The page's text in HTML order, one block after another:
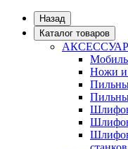
Назад
Каталог товаров
Ножи и